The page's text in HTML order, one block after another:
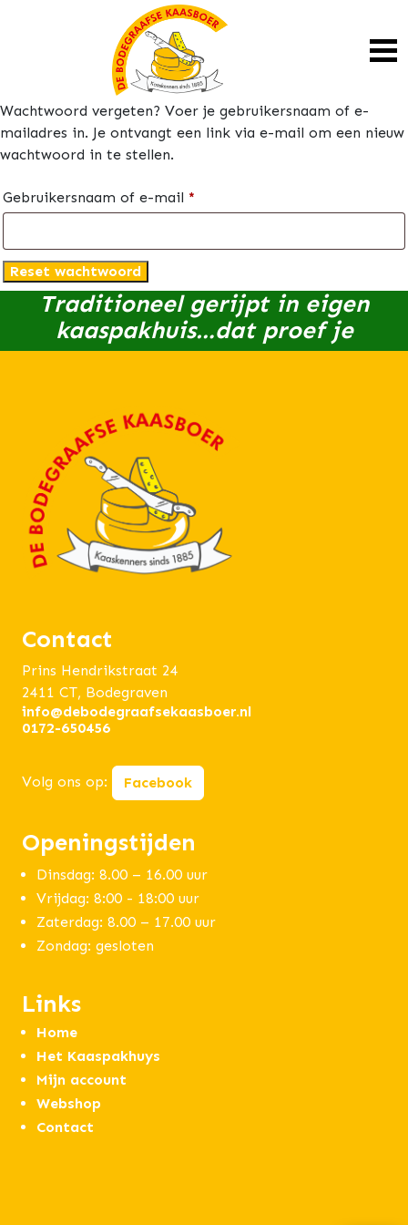
Wachtwoord vergeten? Voer je gebruikersnaam of e-
mailadres in. Je ontvangt een link via e-mail om een nieuw
wachtwoord in te stellen.
Gebruikersnaam of e-mail *
Reset wachtwoord
Traditioneel gerijpt in eigen
kaaspakhuis…dat proef je
Contact
Prins Hendrikstraat 24
2411 CT, Bodegraven
info@debodegraafsekaasboer.nl
0172-650456
Volg ons op: Facebook
Openingstijden
Dinsdag: 8.00 – 16.00 uur
Vrijdag: 8:00 - 18:00 uur
Zaterdag: 8.00 – 17.00 uur
Zondag: gesloten
Links
Home
Het Kaaspakhuys
Mijn account
Webshop
Contact